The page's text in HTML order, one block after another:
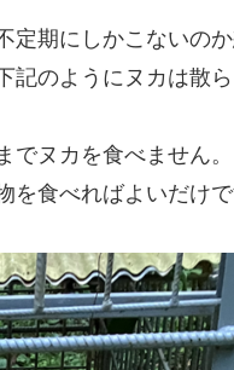
定期にしかこないの
記のようにヌカは散
ヌカを食べません。
食べればよいだけで